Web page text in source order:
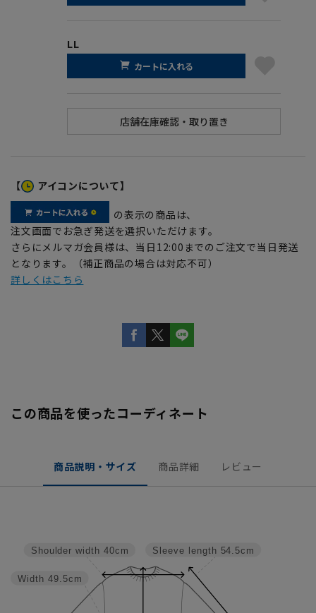
LL
カートに入れる
【 アイコンについて】
の表示の商品は、
注文画面でお急ぎ発送を選択いただけます。
さらにメルマガ会員様は、当日12:00までのご注文で当日発送
となります。（補正商品の場合は対応不可）
詳しくはこちら
この商品を使ったコーディネート
商品説明・サイズ 商品詳細 レビュー
Sleeve length 54.5cm
Width 49.5cm
Shoulder width 40cm